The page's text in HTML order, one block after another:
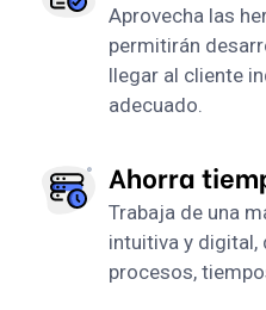
Aprovecha las
permitirán
llegar al cliente
adecuado.
Ahorra
Trabaja de una
intuitiva y digital,
procesos,